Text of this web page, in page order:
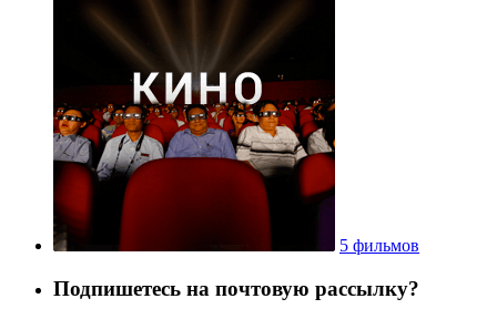
5 фильмов
Подпишетесь на почтовую рассылку?